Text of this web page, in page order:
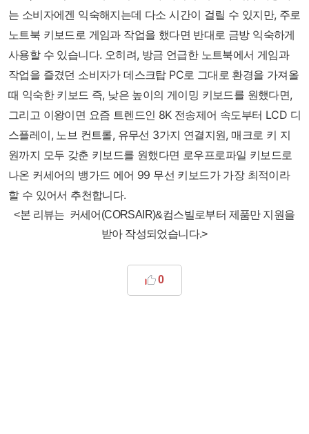
는 소비자에겐 익숙해지는데 다소 시간이 걸릴 수 있지만, 주로
노트북 키보드로 게임과 작업을 했다면 반대로 금방 익숙하게
사용할 수 있습니다. 오히려, 방금 언급한 노트북에서 게임과
작업을 즐겼던 소비자가 데스크탑 PC로 그대로 환경을 가져올
때 익숙한 키보드 즉, 낮은 높이의 게이밍 키보드를 원했다면,
그리고 이왕이면 요즘 트렌드인 8K 전송제어 속도부터 LCD 디
스플레이, 노브 컨트롤, 유무선 3가지 연결지원, 매크로 키 지
원까지 모두 갖춘 키보드를 원했다면 로우프로파일 키보드로
나온 커세어의 뱅가드 에어 99 무선 키보드가 가장 최적이라
할 수 있어서 추천합니다.
<본 리뷰는 커세어(CORSAIR)&컴스빌로부터 제품만 지원을
받아 작성되었습니다.>
0